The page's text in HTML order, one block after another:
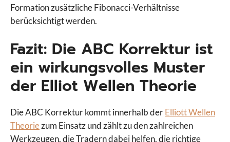
Formation zusätzliche Fibonacci-Verhältnisse
berücksichtigt werden.
Fazit: Die ABC Korrektur ist
ein wirkungsvolles Muster
der Elliot Wellen Theorie
Die ABC Korrektur kommt innerhalb derElliott Wellen
Theoriezum Einsatz und zählt zu den zahlreichen
Werkzeugen, die Tradern dabei helfen, die richtige